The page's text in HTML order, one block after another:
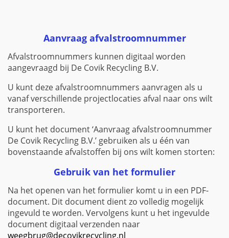
Aanvraag afvalstroomnummer
Afvalstroomnummers kunnen digitaal worden
aangevraagd bij De Covik Recycling B.V.
U kunt deze afvalstroomnummers aanvragen als u
vanaf verschillende projectlocaties afval naar ons wilt
transporteren.
U kunt het document ‘Aanvraag afvalstroomnummer
De Covik Recycling B.V.’ gebruiken als u één van
bovenstaande afvalstoffen bij ons wilt komen storten:
Gebruik van het formulier
Na het openen van het formulier komt u in een PDF-
document. Dit document dient zo volledig mogelijk
ingevuld te worden. Vervolgens kunt u het ingevulde
document digitaal verzenden naar
weegbrug@decovikrecycling.nl